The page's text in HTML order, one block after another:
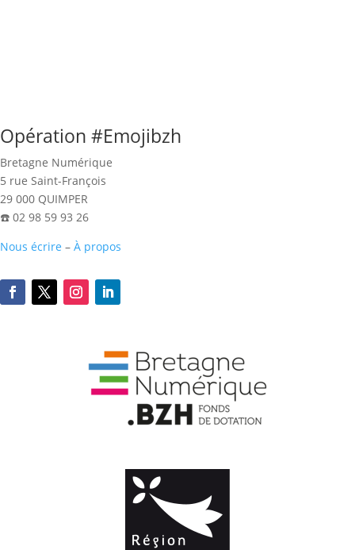
Opération #Emojibzh
Bretagne Numérique
5 rue Saint-François
29 000 QUIMPER
☎️ 02 98 59 93 26
Nous écrire – À propos